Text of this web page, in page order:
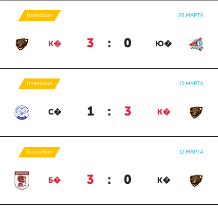
Волейбол 20 МАРТА
К� 3 : 0 Ю�
Волейбол 15 МАРТА
С� 1 : 3 К�
Волейбол 12 МАРТА
Б� 3 : 0 К�